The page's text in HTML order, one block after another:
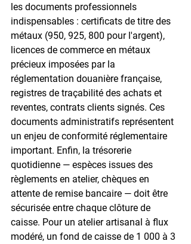
les documents professionnels
indispensables : certificats de titre des
métaux (950, 925, 800 pour l'argent),
licences de commerce en métaux
précieux imposées par la
réglementation douanière française,
registres de traçabilité des achats et
reventes, contrats clients signés. Ces
documents administratifs représentent
un enjeu de conformité réglementaire
important. Enfin, la trésorerie
quotidienne — espèces issues des
règlements en atelier, chèques en
attente de remise bancaire — doit être
sécurisée entre chaque clôture de
caisse. Pour un atelier artisanal à flux
modéré, un fond de caisse de 1 000 à 3